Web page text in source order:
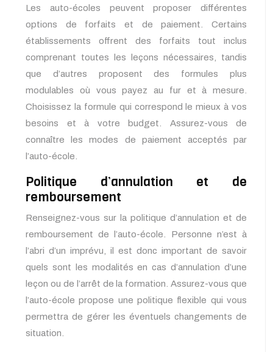
Les auto-écoles peuvent proposer différentes
options de forfaits et de paiement. Certains
établissements offrent des forfaits tout inclus
comprenant toutes les leçons nécessaires, tandis
que d’autres proposent des formules plus
modulables où vous payez au fur et à mesure.
Choisissez la formule qui correspond le mieux à vos
besoins et à votre budget. Assurez-vous de
connaître les modes de paiement acceptés par
l’auto-école.
Politique d’annulation et de
remboursement
Renseignez-vous sur la politique d’annulation et de
remboursement de l’auto-école. Personne n’est à
l’abri d’un imprévu, il est donc important de savoir
quels sont les modalités en cas d’annulation d’une
leçon ou de l’arrêt de la formation. Assurez-vous que
l’auto-école propose une politique flexible qui vous
permettra de gérer les éventuels changements de
situation.